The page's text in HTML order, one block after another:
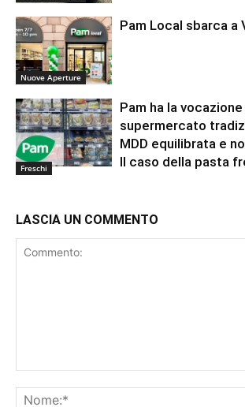
Nuove Aperture
Pam Local sbarca a
Freschi
Pam ha la
supermercato
MDD equilibrata e
Il caso della pasta
LASCIA UN COMMENTO